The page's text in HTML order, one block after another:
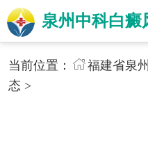
泉州中科白癜
当前位置： 福建省泉
态 >